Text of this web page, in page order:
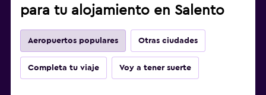
para tu alojamiento en Salento
Aeropuertos populares Otras ciudades
Completa tu viaje Voy a tener suerte